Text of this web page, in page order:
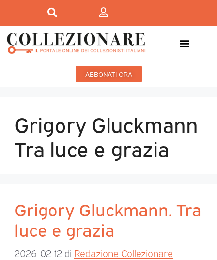
ABBONATI ORA
Grigory Gluckmann
Tra luce e grazia
Grigory Gluckmann. Tra
luce e grazia
2026-02-12 di Redazione Collezionare